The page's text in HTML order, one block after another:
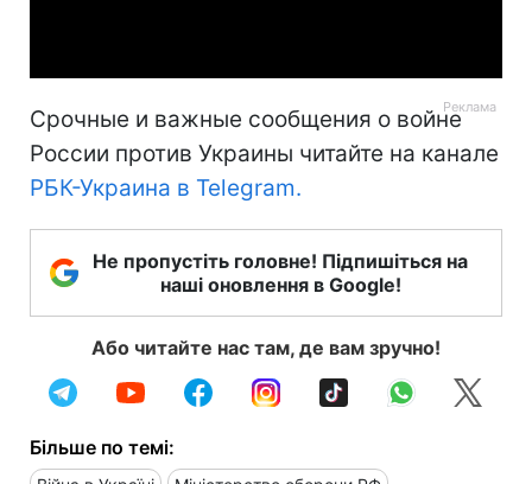
Срочные и важные сообщения о войне
России против Украины читайте на канале
РБК-Украина в Telegram.
Не пропустіть головне! Підпишіться на
наші оновлення в Google!
Або читайте нас там, де вам зручно!
Більше по темі: